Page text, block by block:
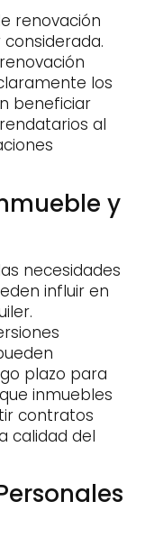
renovación
los
beneficiar
al
y
necesidades
influir en
plazo para
inmuebles
contratos
calidad del